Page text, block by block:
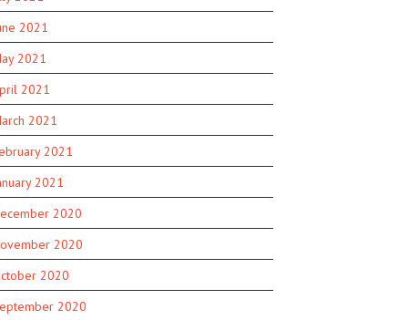
2021
2021
2021
2021
2021
2021
2020
2020
2020
2020